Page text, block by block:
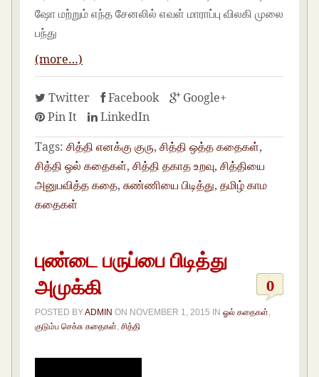
ஷோ மற்றும் எந்த சேனலில் எவள் மாராப்பு விலகி முலை
பந்து
(more…)
Twitter Facebook
Google+
Pin It
LinkedIn
Tags: சித்தி எனக்கு குரு,சித்தி ஒத்த கதைகள்,
சித்தி ஒல் கதைகள்,சித்தி தகாத உறவு,சித்தியை
அனுபவித்த கதை,சுண்ணியை பிடித்து,தமிழ் காம
கதைகள்
புண்டை பருப்பை பிடித்து
அமுக்கி
0
POSTED BYADMIN ON NOVEMBER 1, 2015 INஓல் கதைகள்
குடும்ப செக்சு கதைகள் ,சித்தி